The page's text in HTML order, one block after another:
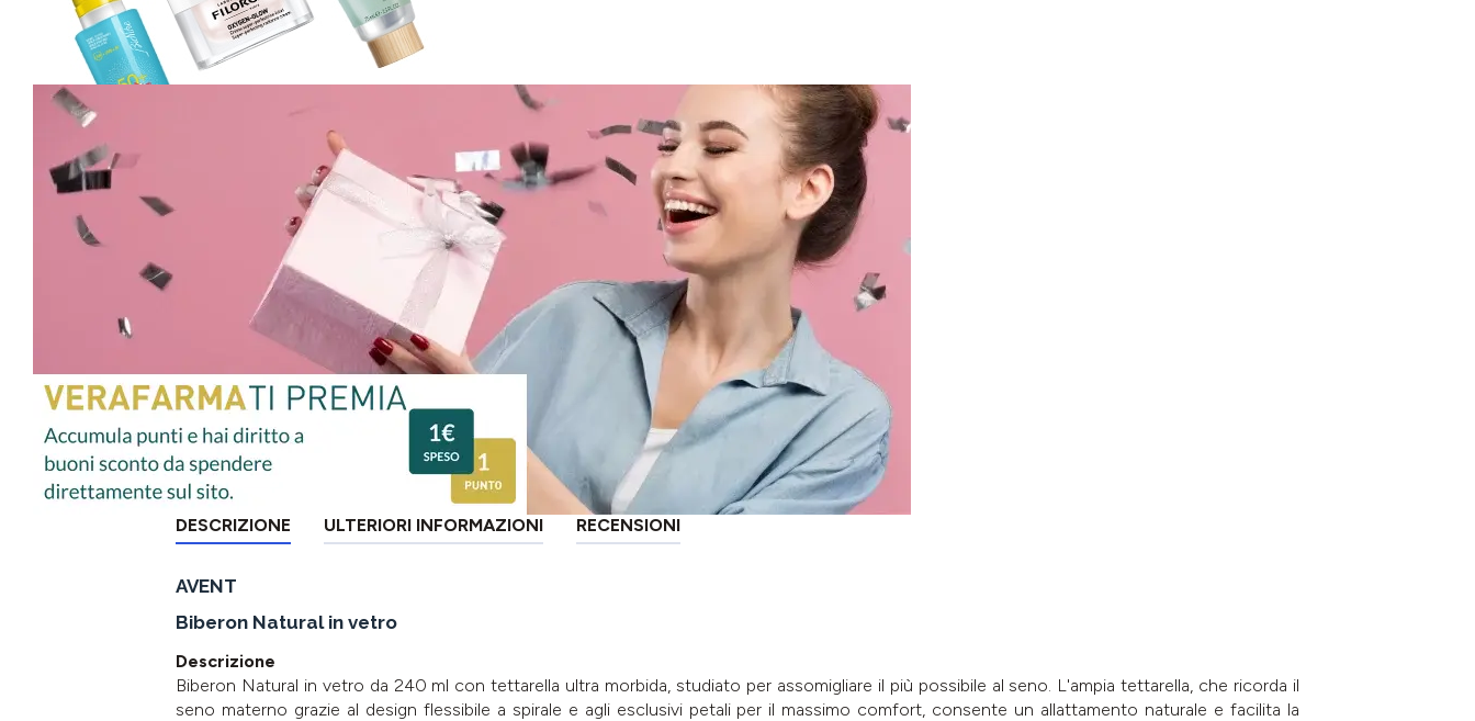
DESCRIZIONE ULTERIORI INFORMAZIONI RECENSIONI
AVENT
Biberon Natural in vetro
Descrizione
Biberon Natural in vetro da 240 ml con tettarella ultra morbida, studiato per assomigliare il più possibile al seno. L'ampia tettarella, che ricorda il
seno materno grazie al design flessibile a spirale e agli esclusivi petali per il massimo comfort, consente un allattamento naturale e facilita la